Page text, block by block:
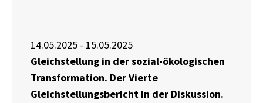
14.05.2025 - 15.05.2025
Gleichstellung in der sozial-ökologischen
Transformation. Der Vierte
Gleichstellungsbericht in der Diskussion.